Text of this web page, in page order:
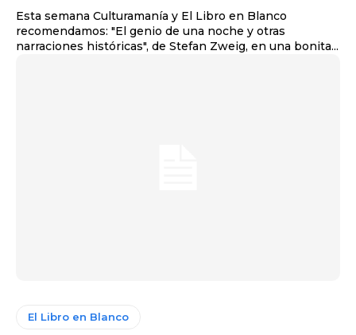
Esta semana Culturamanía y El Libro en Blanco
recomendamos: "El genio de una noche y otras
narraciones históricas", de Stefan Zweig, en una bonita...
El Libro en Blanco